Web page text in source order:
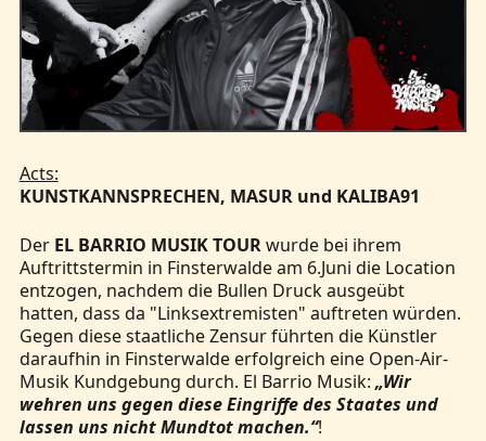
Acts:
KUNSTKANNSPRECHEN, MASUR und KALIBA91
Der EL BARRIO MUSIK TOURwurde bei ihrem
Auftrittstermin in Finsterwalde am 6.Juni die Location
entzogen, nachdem die Bullen Druck ausgeübt
hatten, dass da "Linksextremisten" auftreten würden.
Gegen diese staatliche Zensur führten die Künstler
daraufhin in Finsterwalde erfolgreich eine Open-Air-
Musik Kundgebung durch. El Barrio Musik: „Wir
wehren uns gegen diese Eingriffe des Staates und
lassen uns nicht Mundtot machen.“!